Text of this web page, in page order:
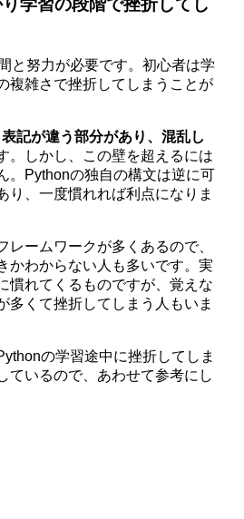
と努力が必要です。初心者は学
複雑さで挫折してしまうことが
記が違う部分があり、混乱し
。しかし、この壁を超えるには
。Pythonの独自の構文は逆に可
り、一度慣れれば利点になりま
レームワークが多くあるので、
かわからない人も多いです。実
慣れてくるものですが、覚えな
多くて挫折してしまう人もいま
の学習途中に挫折してしま
ているので、あわせて参考にし